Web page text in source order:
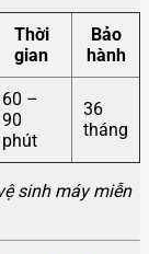
Thời
gian
Bảo
hành
60 –
90
phút
36
tháng
sinh máy miễn